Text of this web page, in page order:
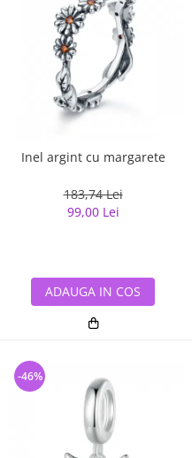
Inel argint cu margarete
183,74 Lei
99,00 Lei
ADAUGA IN COS
-46%